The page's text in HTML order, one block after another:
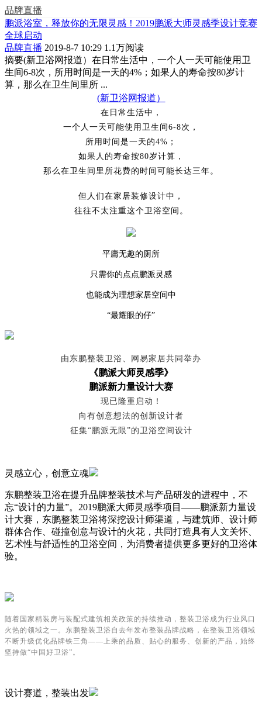
品牌直播
鹏派浴室，释放你的无限灵感！2019鹏派大师灵感季设计竞赛
全球启动
品牌直播 2019-8-7 10:29 1.1万阅读
摘要(新卫浴网报道）在日常生活中，一个人一天可能使用卫
生间6-8次，所用时间是一天的4%；如果人的寿命按80岁计
算，那么在卫生间里所 ...
(新卫浴网报道）
在日常生活中，
一个人一天可能使用卫生间 6-8次，
所用时间是一天的4%；
如果人的寿命按80岁计算，
那么在卫生间里所花费的时间可能长达三年。
但人们在家居装修设计中，
往往不太注重这个卫浴空间。
平庸无趣的厕所
只需你的点点鹏派灵感
也能成为理想家居空间中
“最耀眼的仔”
由东鹏整装卫浴、网易家居共同举办
《鹏派大师灵感季》
鹏派新力量设计大赛
现已隆重启动！
向有创意想法的创新设计者
征集“鹏派无限”的卫浴空间设计
灵感立心，创意立魂
东鹏整装卫浴在提升品牌整装技术与产品研发的进程中，不
忘“设计的力量”。2019鹏派大师灵感季项目——鹏派新力量设
计大赛，东鹏整装卫浴将深挖设计师渠道，与建筑师、设计师
群体合作、碰撞创意与设计的火花，共同打造具有人文关怀、
艺术性与舒适性的卫浴空间，为消费者提供更多更好的卫浴体
验。
随着国家精装房与装配式建筑相关政策的持续推动，整装卫浴成为行业风口
火热的领域之一。东鹏整装卫浴自去年发布整装品牌战略，在整装卫浴领域
不断升级优化品牌铁三角 ——上乘的品质、贴心的服务、创新的产品，始终
坚持做“中国好卫浴”。
设计赛道，整装出发